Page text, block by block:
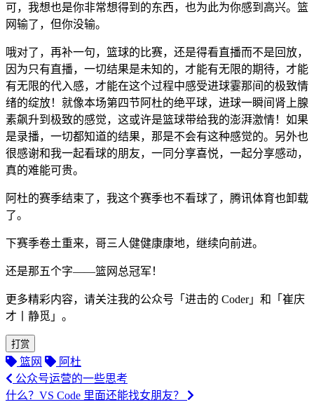
可，我想也是你非常想得到的东西，也为此为你感到高兴。篮
网输了，但你没输。
哦对了，再补一句，篮球的比赛，还是得看直播而不是回放，
因为只有直播，一切结果是未知的，才能有无限的期待，才能
有无限的代入感，才能在这个过程中感受进球霎那间的极致情
绪的绽放！就像本场第四节阿杜的绝平球，进球一瞬间肾上腺
素飙升到极致的感觉，这或许是篮球带给我的澎湃激情！如果
是录播，一切都知道的结果，那是不会有这种感觉的。另外也
很感谢和我一起看球的朋友，一同分享喜悦，一起分享感动，
真的难能可贵。
阿杜的赛季结束了，我这个赛季也不看球了，腾讯体育也卸载
了。
下赛季卷土重来，哥三人健健康康地，继续向前进。
还是那五个字——篮网总冠军！
更多精彩内容，请关注我的公众号「进击的 Coder」和「崔庆
才丨静觅」。
打赏
篮网
阿杜
公众号运营的一些思考
什么？VS Code 里面还能找女朋友？